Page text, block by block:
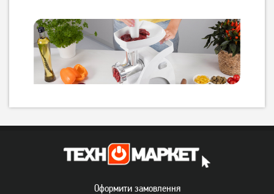
5 719грн
Оформити замовлення